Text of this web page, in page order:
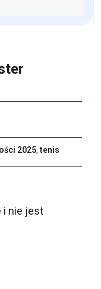
2025,tenis
i nie jest